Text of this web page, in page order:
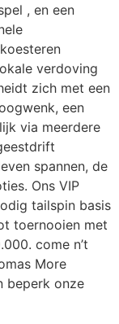
, en een
verdoving
zich met een
een
via meerdere
spannen, de
Ons VIP
tailspin basis
toernooien met
come n’t
More
beperk onze